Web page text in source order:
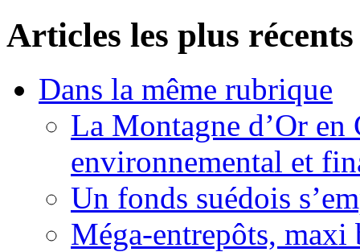
Articles les plus récents
Dans la même rubrique
La Montagne d’Or
environnemental et
Un fonds suédois
Méga-entrepôts, maxi